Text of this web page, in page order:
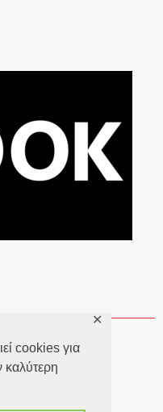
cookies για
καλύτερη
✕